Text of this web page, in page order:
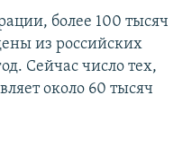
более 100 тысяч
из российских
Сейчас число тех,
около 60 тысяч